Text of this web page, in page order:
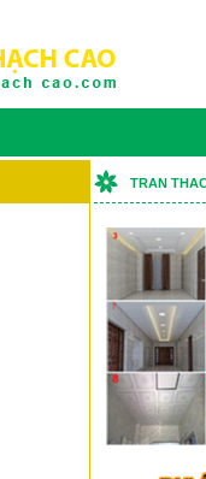
TRAN